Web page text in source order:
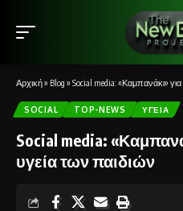
Αρχική» Blog » Social media: «Καμπανάκι»
SOCIAL TOP-NEWS ΥΓΕΊΑ
Social media:
υγεία των παιδιών